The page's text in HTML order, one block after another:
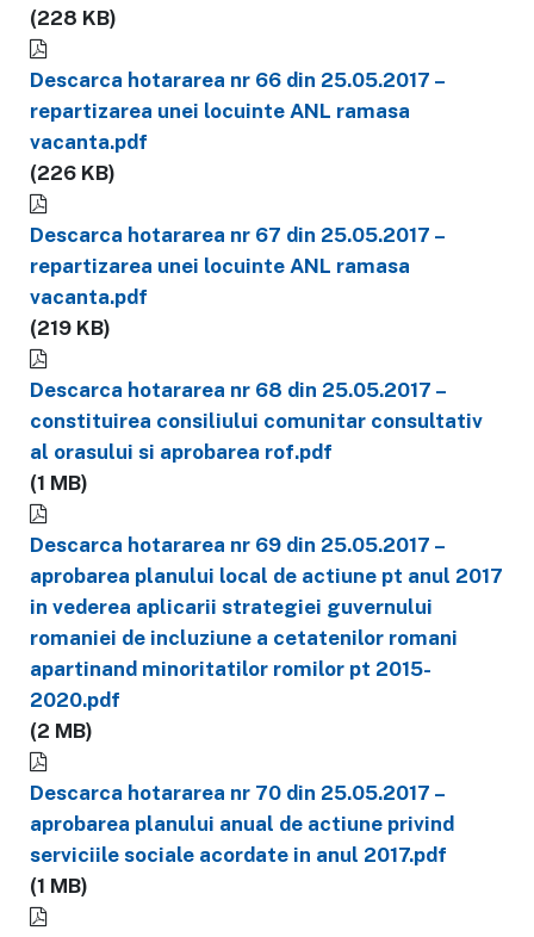
(228 KB)
Descarca hotararea nr 66 din 25.05.2017 –
repartizarea unei locuinte ANL ramasa
vacanta.pdf
(226 KB)
Descarca hotararea nr 67 din 25.05.2017 –
repartizarea unei locuinte ANL ramasa
vacanta.pdf
(219 KB)
Descarca hotararea nr 68 din 25.05.2017 –
constituirea consiliului comunitar consultativ
al orasului si aprobarea rof.pdf
(1 MB)
Descarca hotararea nr 69 din 25.05.2017 –
aprobarea planului local de actiune pt anul 2017
in vederea aplicarii strategiei guvernului
romaniei de incluziune a cetatenilor romani
apartinand minoritatilor romilor pt 2015-
2020.pdf
(2 MB)
Descarca hotararea nr 70 din 25.05.2017 –
aprobarea planului anual de actiune privind
serviciile sociale acordate in anul 2017.pdf
(1 MB)